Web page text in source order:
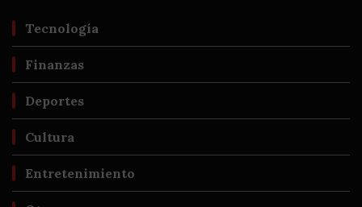
Tecnología
Finanzas
Deportes
Cultura
Entretenimiento